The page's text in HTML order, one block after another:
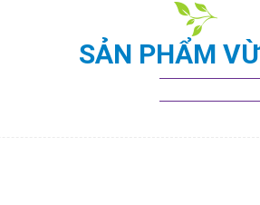
SẢN PHẨM